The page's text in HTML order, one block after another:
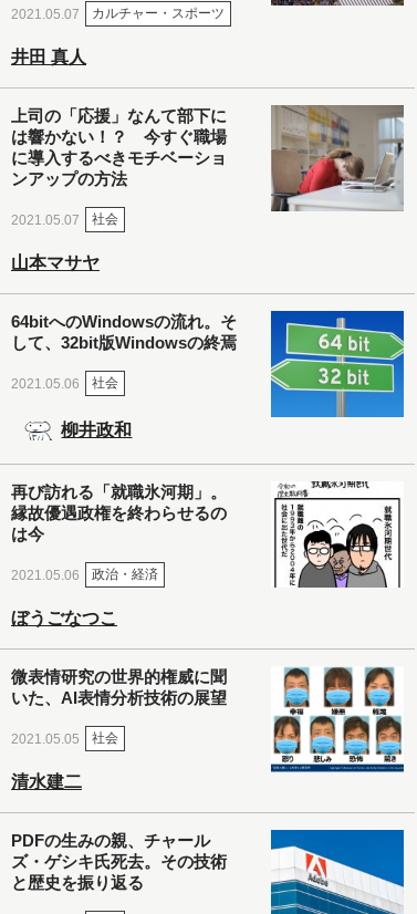
2021.05.07 カルチャー・スポーツ
井田 真人
上司の「応援」なんて部下に
は響かない！？ 今すぐ職場
に導入するべきモチベーショ
ンアップの方法
2021.05.07 社会
山本マサヤ
64bitへのWindowsの流れ。そ
して、32bit版Windowsの終焉
2021.05.06 社会
柳井政和
再び訪れる「就職氷河期」。
縁故優遇政権を終わらせるの
は今
2021.05.06 政治・経済
ぼうごなつこ
微表情研究の世界的権威に聞
いた、AI表情分析技術の展望
2021.05.05 社会
清水建二
PDFの生みの親、チャール
ズ・ゲシキ氏死去。その技術
と歴史を振り返る